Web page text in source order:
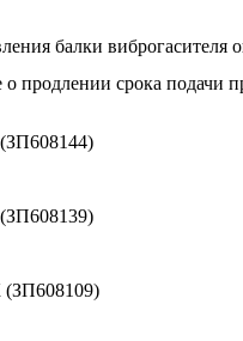
балки
продлении срока подачи
(ЗП608109)